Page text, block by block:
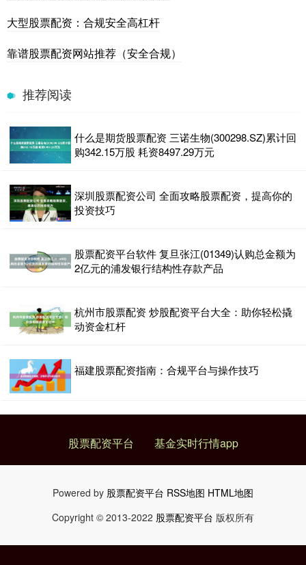
大型股票配资：合规安全高杠杆
靠谱股票配资网站推荐（安全合规）
推荐阅读
什么是期货股票配资 三诺生物(300298.SZ)累计回
购342.15万股 耗资8497.29万元
深圳股票配资公司 全面攻略股票配资，提高你的
投资技巧
股票配资平台软件 复旦张江(01349)认购总金额为
2亿元的浦发银行结构性存款产品
杭州市股票配资 炒股配资平台大全：助你轻松撬
动资金杠杆
福建股票配资指南：合规平台与操作技巧
股票配资平台 基金实时行情app
Powered by 股票配资平台 RSS地图 HTML地图
Copyright © 2013-2022 股票配资平台 版权所有